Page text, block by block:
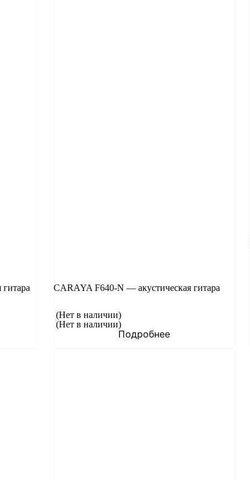
CARAYA F640-N — акустическая гитара
(Нет в наличии)
(Нет в наличии)
Подробнее